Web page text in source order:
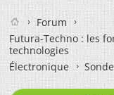
Forum
Futura-Techno : les
technologies
Électronique